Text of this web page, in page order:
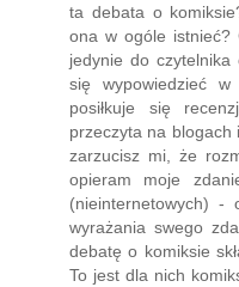
ta debata o
ona w ogóle istnieć?
jedynie do czytelnika
się wypowiedzieć
posiłkuje się
przeczyta na blogach
zarzucisz mi, że
opieram moje
(nieinternetowych) -
wyrażania swego
debatę o komiksie
To jest dla nich